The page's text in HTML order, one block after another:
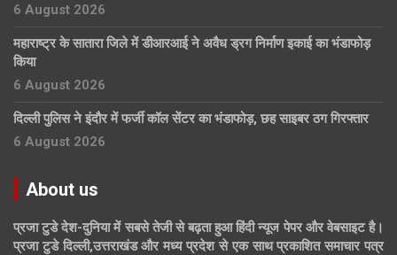
6 August 2026
महाराष्ट्र के सातारा जिले में डीआरआई ने अवैध ड्रग निर्माण इकाई का भंडाफोड़
किया
6 August 2026
दिल्ली पुलिस ने इंदौर में फर्जी कॉल सेंटर का भंडाफोड़, छह साइबर ठग गिरफ्तार
6 August 2026
About us
प्रजा टुडे देश-दुनिया में सबसे तेजी से बढ़ता हुआ हिंदी न्यूज पेपर और वेबसाइट है।
प्रजा टुडे दिल्ली,उत्तराखंड और मध्य प्रदेश से एक साथ प्रकाशित समाचार पत्र